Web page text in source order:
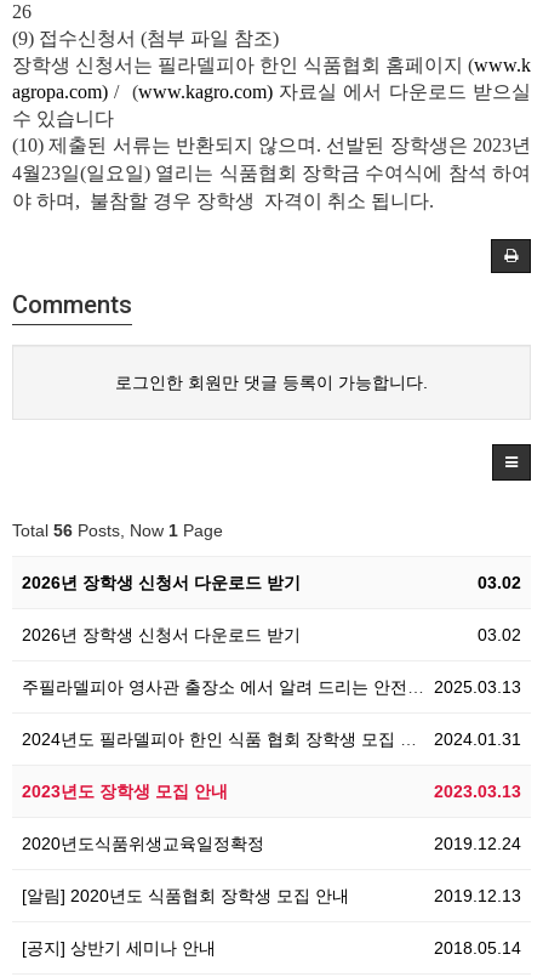
26
(9) 접수신청서 (첨부 파일 참조)
장학생 신청서는 필라델피아 한인 식품협회 홈페이지 (www.k
agropa.com) / (www.kagro.com)자료실 에서 다운로드 받으실
수 있습니다
(10)제출된 서류는 반환되지 않으며. 선발된 장학생은 2023년
4월23일(일요일) 열리는 식품협회 장학금 수여식에 참석 하여
야 하며, 불참할 경우 장학생 자격이 취소 됩니다.
Comments
로그인한 회원만 댓글 등록이 가능합니다.
Total 56 Posts, Now 1 Page
03.02
2026년 장학생 신청서 다운로드 받기
03.02
2026년 장학생 신청서 다운로드 받기
2025.03.13
주필라델피아 영사관 출장소 에서 알려 드리는 안전공지
2024.01.31
2024년도 필라델피아 한인 식품 협회 장학생 모집 공…
2023.03.13
2023년도 장학생 모집 안내
2019.12.24
2020년도식품위생교육일정확정
2019.12.13
[알림] 2020년도 식품협회 장학생 모집 안내
2018.05.14
[공지] 상반기 세미나 안내